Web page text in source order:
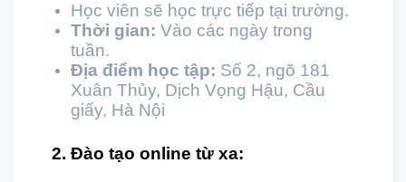
Học viên sẽ học trực tiếp tại trường.
Thời gian: Vào các ngày trong
tuần.
Địa điểm học tập: Số 2, ngõ 181
Xuân Thủy, Dịch Vọng Hậu, Cầu
giấy, Hà Nội
2. Đào tạo online từ xa: